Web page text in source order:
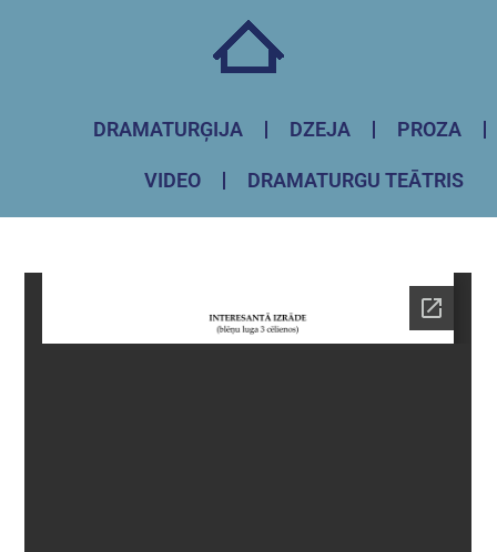
DRAMATURĢIJA DZEJA PROZA
VIDEO DRAMATURGU TEĀTRIS